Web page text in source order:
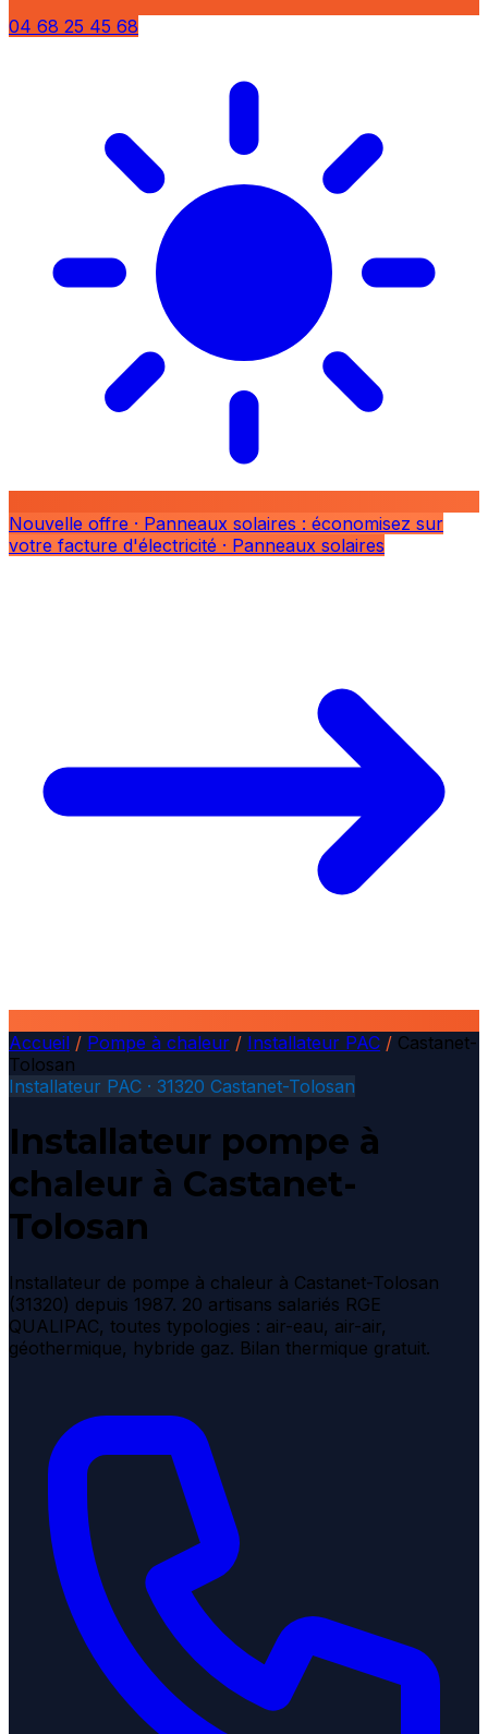
04 68 25 45 68
Nouvelle offre · Panneaux solaires : économisez sur
votre facture d'électricité · Panneaux solaires
Accueil / Pompe à chaleur / Installateur PAC / Castanet-
Tolosan
Installateur PAC · 31320 Castanet-Tolosan
Installateur pompe à
chaleur à Castanet-
Tolosan
Installateur de pompe à chaleur à Castanet-Tolosan
(31320) depuis 1987. 20 artisans salariés RGE
QUALIPAC, toutes typologies : air-eau, air-air,
géothermique, hybride gaz. Bilan thermique gratuit.